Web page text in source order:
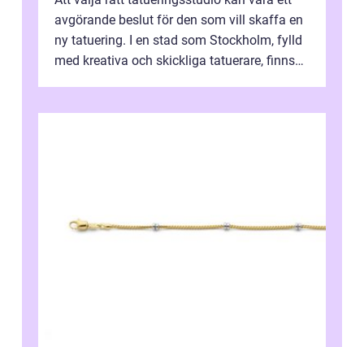
avgörande beslut för den som vill skaffa en
ny tatuering. I en stad som Stockholm, fylld
med kreativa och skickliga tatuerare, finns